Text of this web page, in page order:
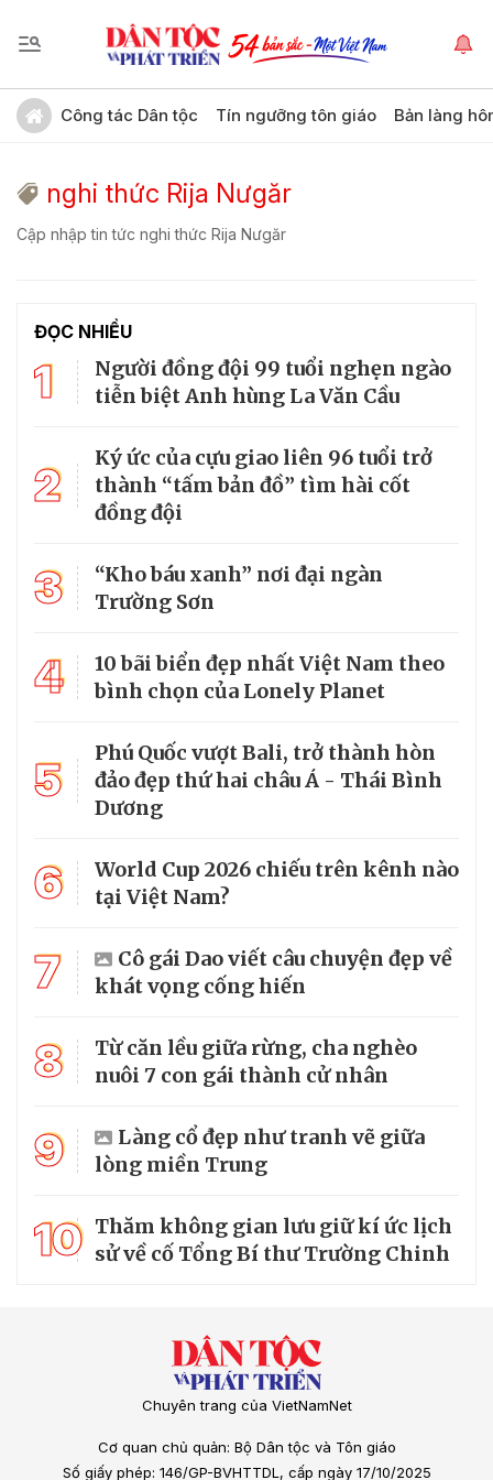
Công tác Dân tộc Tín ngưỡng tôn giáo Bản làng
nghi thức Rija Nưgăr
Cập nhập tin tức nghi thức Rija Nưgăr
ĐỌC NHIỀU
1
Người đồng đội 99 tuổi nghẹn ngào
tiễn biệt Anh hùng La Văn Cầu
2
Ký ức của cựu giao liên 96 tuổi trở
thành “tấm bản đồ” tìm hài cốt
đồng đội
3
“Kho báu xanh” nơi đại ngàn
Trường Sơn
4
10 bãi biển đẹp nhất Việt Nam theo
bình chọn của Lonely Planet
5
Phú Quốc vượt Bali, trở thành hòn
đảo đẹp thứ hai châu Á - Thái Bình
Dương
6
World Cup 2026 chiếu trên kênh nào
tại Việt Nam?
7
Cô gái Dao viết câu chuyện đẹp về
khát vọng cống hiến
8
Từ căn lều giữa rừng, cha nghèo
nuôi 7 con gái thành cử nhân
9
Làng cổ đẹp như tranh vẽ giữa
lòng miền Trung
10 Thăm không gian lưu giữ kí ức lịch
sử về cố Tổng Bí thư Trường Chinh
Chuyên trang của VietNamNet
Cơ quan chủ quản: Bộ Dân tộc và Tôn giáo
Số giấy phép: 146/GP-BVHTTDL, cấp ngày 17/10/2025